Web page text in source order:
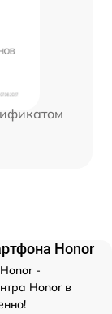
Honor
-
Honor в